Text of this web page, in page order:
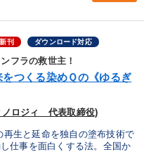
演ＣＤ・講演ＤＶＤ・デジ
ダウンロード）
会
ダウンロード）
刊 ダウンロード対応
フラの救世主！
つくる染めＱの《ゆるぎ
ノロジィ 代表取締役)
生と延命を独自の塗布技術で
仕事を面白くする法。全国か